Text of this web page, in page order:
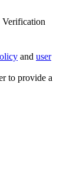
Verification
and user
to provide a